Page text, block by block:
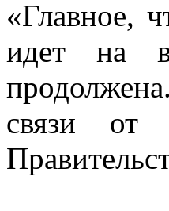
«Главное,
идет на
связи от